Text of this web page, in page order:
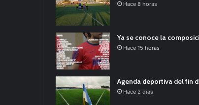
Hace 8 horas
Ya se conoce la
Hace 15 horas
Agenda deportiva del fin
Hace 2 días